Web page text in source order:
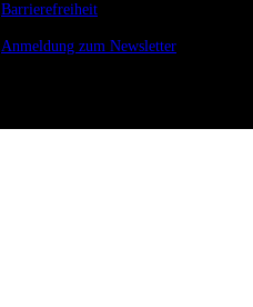
Barrierefreiheit
Anmeldung zum Newsletter